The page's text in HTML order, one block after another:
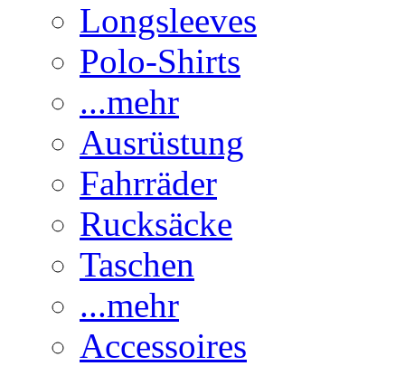
Longsleeves
Polo-Shirts
...mehr
Ausrüstung
Fahrräder
Rucksäcke
Taschen
...mehr
Accessoires